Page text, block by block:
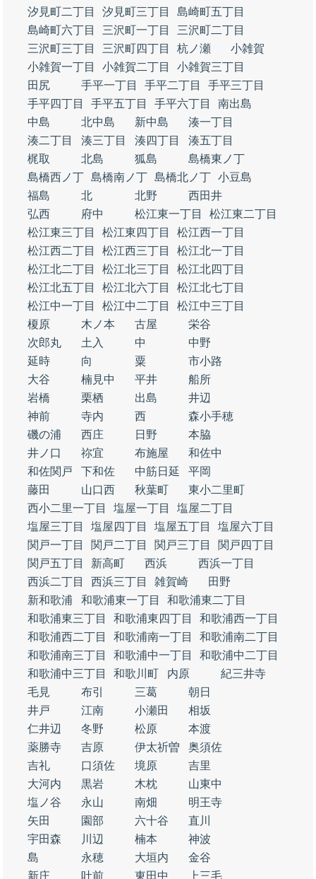
汐見町二丁目
汐見町三丁目
島崎町五丁目
島崎町六丁目
三沢町一丁目
三沢町二丁目
三沢町三丁目
三沢町四丁目 杭ノ瀬
小雑賀
小雑賀一丁目
小雑賀二丁目
小雑賀三丁目
田尻
手平一丁目 手平二丁目
手平三丁目
手平四丁目
手平五丁目 手平六丁目
南出島
中島
北中島 新中島
湊一丁目
湊二丁目
湊三丁目 湊四丁目
湊五丁目
梶取
北島 狐島
島橋東ノ丁
島橋西ノ丁 島橋南ノ丁 島橋北ノ丁 小豆島
福島
北 北野
西田井
弘西
府中 松江東一丁目
松江東二丁目
松江東三丁目
松江東四丁目
松江西一丁目
松江西二丁目
松江西三丁目
松江北一丁目
松江北二丁目
松江北三丁目
松江北四丁目
松江北五丁目
松江北六丁目
松江北七丁目
松江中一丁目
松江中二丁目
松江中三丁目
榎原
木ノ本 古屋
栄谷
次郎丸
土入 中
中野
延時
向 粟
市小路
大谷
楠見中 平井
船所
岩橋
栗栖 出島
井辺
神前
寺内 西
森小手穂
磯の浦
西庄 日野
本脇
井ノ口
祢宜 布施屋
和佐中
和佐関戸
下和佐 中筋日延
平岡
藤田
山口西 秋葉町
東小二里町
西小二里一丁目
塩屋一丁目
塩屋二丁目
塩屋三丁目
塩屋四丁目 塩屋五丁目
塩屋六丁目
関戸一丁目
関戸二丁目 関戸三丁目
関戸四丁目
関戸五丁目
新高町 西浜
西浜一丁目
西浜二丁目
西浜三丁目 雑賀崎
田野
新和歌浦
和歌浦東一丁目
和歌浦東二丁目
和歌浦東三丁目
和歌浦東四丁目
和歌浦西一丁目
和歌浦西二丁目
和歌浦南一丁目
和歌浦南二丁目
和歌浦南三丁目
和歌浦中一丁目
和歌浦中二丁目
和歌浦中三丁目
和歌川町 内原
紀三井寺
毛見
布引 三葛
朝日
井戸
江南 小瀬田
相坂
仁井辺
冬野 松原
本渡
薬勝寺
吉原 伊太祈曽
奥須佐
吉礼
口須佐 境原
吉里
大河内
黒岩 木枕
山東中
塩ノ谷
永山 南畑
明王寺
矢田
園部 六十谷
直川
宇田森
川辺 楠本
神波
島
永穂 大垣内
金谷
新庄
吐前 東田中 上三毛